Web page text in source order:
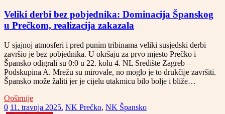
Veliki derbi bez pobjednika: Dominacija Španskog
u Prečkom, realizacija zakazala
U sjajnoj atmosferi i pred punim tribinama veliki susjedski derbi
završio je bez pobjednika. U okršaju za prvo mjesto Prečko i
Špansko odigrali su 0:0 u 22. kolu 4. NL Središte Zagreb –
Podskupina A. Mrežu su mirovale, no moglo je to drukčije završiti.
Špansko može žaliti jer je cijelu utakmicu bilo bolje i bliže…
Opširnije
0 11. travnja 2025. NK Prečko, NK Špansko